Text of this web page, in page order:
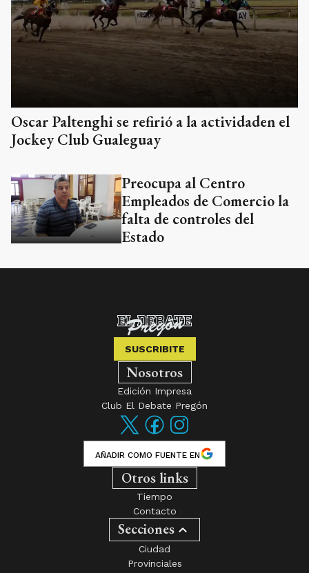
Oscar Paltenghi se refirió a la actividaden el
Jockey Club Gualeguay
Preocupa al Centro
Empleados de Comercio la
falta de controles del
Estado
SUSCRIBITE
Nosotros
Edición Impresa
Club El Debate Pregón
AÑADIR COMO FUENTE EN
Otros links
Tiempo
Contacto
Secciones
Ciudad
Provinciales